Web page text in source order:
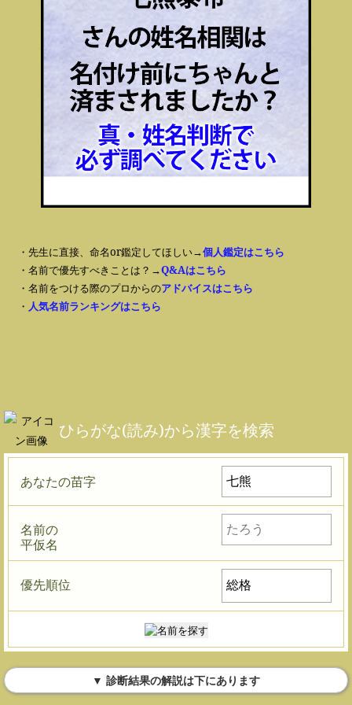
・先生に直接、命名or鑑定してほしい→個人鑑定はこちら
・名前で優先すべきことは？→Q&Aはこちら
・名前をつける際のプロからのアドバイスはこちら
・ 人気名前ランキングはこちら
ひらがな(読み)から漢字を検索
あなたの苗字
名前の
平仮名
優先順位
▼ 診断結果の解説は下にあります